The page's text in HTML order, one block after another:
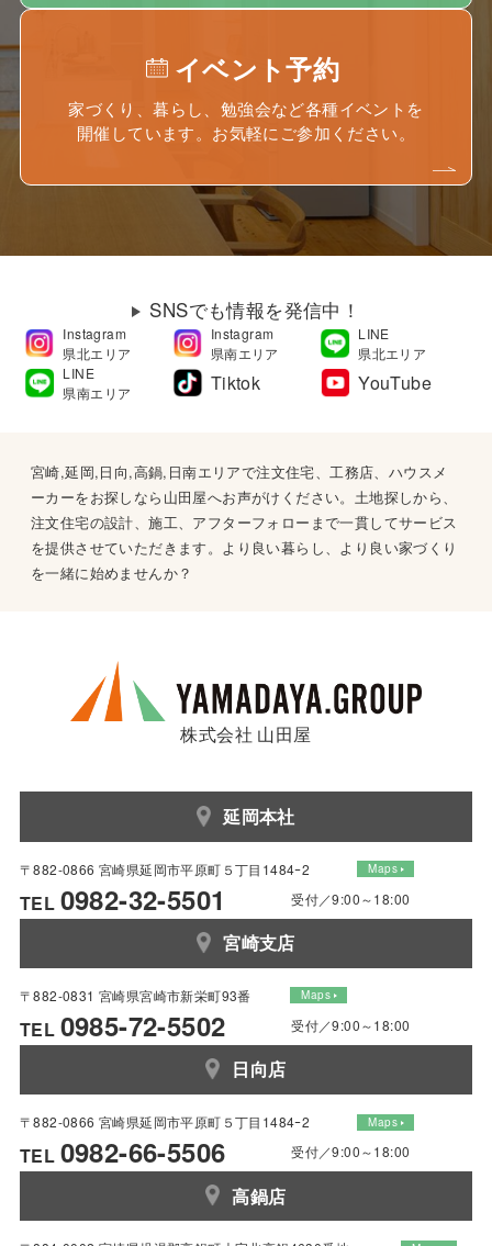
イベント予約
家づくり、暮らし、勉強会など各種イベントを
開催しています。お気軽にご参加ください。
SNSでも情報を発信中！
Instagram
県北エリア
Instagram
県南エリア
LINE
県北エリア
LINE
県南エリア
Tiktok YouTube
宮崎,延岡,日向,高鍋,日南エリアで注文住宅、工務店、ハウスメ
ーカーをお探しなら山田屋へお声がけください。土地探しから、
注文住宅の設計、施工、アフターフォローまで一貫してサービス
を提供させていただきます。より良い暮らし、より良い家づくり
を一緒に始めませんか？
株式会社 山田屋
延岡本社
〒882-0866 宮崎県延岡市平原町５丁目1484ｰ2 Maps
TEL 0982-32-5501 受付／9:00～18:00
宮崎支店
〒882-0831 宮崎県宮崎市新栄町93番 Maps
TEL 0985-72-5502 受付／9:00～18:00
日向店
〒882-0866 宮崎県延岡市平原町５丁目1484ｰ2 Maps
TEL 0982-66-5506 受付／9:00～18:00
高鍋店